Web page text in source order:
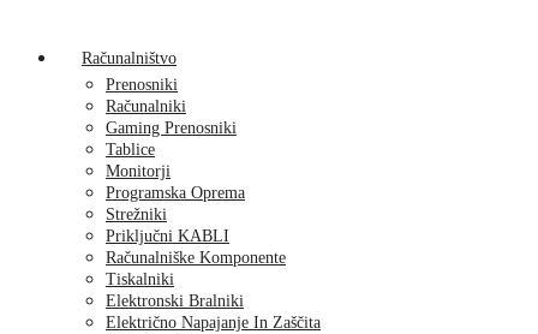
Računalništvo
Prenosniki
Računalniki
Gaming Prenosniki
Tablice
Monitorji
Programska Oprema
Strežniki
Priključni KABLI
Računalniške Komponente
Tiskalniki
Elektronski Bralniki
Električno Napajanje In Zaščita